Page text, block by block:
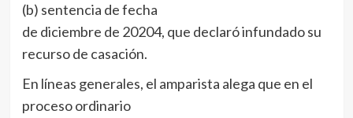
(b) sentencia de fecha
de diciembre de 20204, que declaró infundado su
recurso de casación.
En líneas generales, el amparista alega que en el
proceso ordinario